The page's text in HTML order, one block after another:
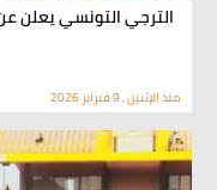
الترجي التونسي يعلن
منذ الإثنين , 9 فبراير 2026